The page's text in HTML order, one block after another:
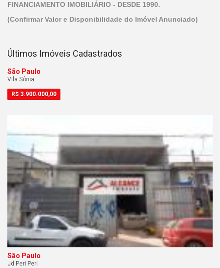
FINANCIAMENTO IMOBILIÁRIO - DESDE 1990.
(Confirmar Valor e Disponibilidade do Imóvel Anunciado)
Últimos Imóveis Cadastrados
São Paulo
Vila Sônia
R$ 3.900.000,00
São Paulo
Jd Peri Peri